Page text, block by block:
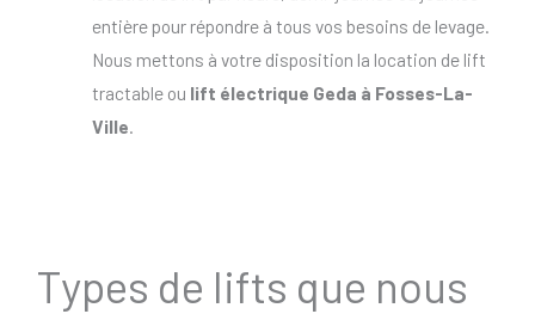
entière pour répondre à tous vos besoins de levage.
Nous mettons à votre disposition la location de lift
tractable ou lift électrique Geda à Fosses-La-
Ville.
Types de lifts que nous